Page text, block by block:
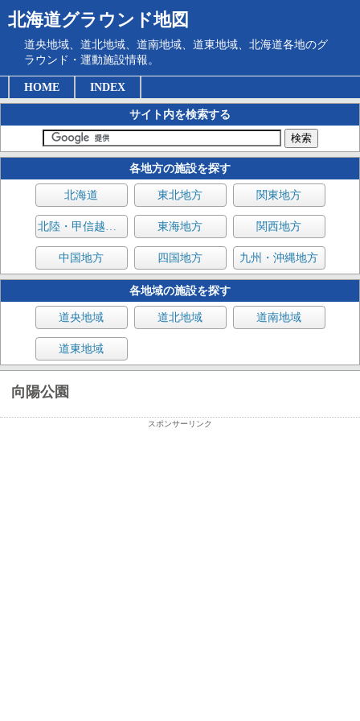
北海道グラウンド地図
道央地域、道北地域、道南地域、道東地域、北海道各地のグ
ラウンド・運動施設情報。
HOME INDEX
サイト内を検索する
各地方の施設を探す
北海道 東北地方 関東地方
北陸・甲信越地方 東海地方 関西地方
中国地方 四国地方 九州・沖縄地方
各地域の施設を探す
道央地域 道北地域 道南地域
道東地域
向陽公園
スポンサーリンク